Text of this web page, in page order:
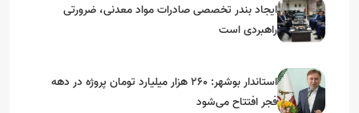
ایجاد بندر تخصصی صادرات مواد معدنی، ضرورتی
راهبردی است
استاندار بوشهر: ۲۶۰ هزار میلیارد تومان پروژه در دهه
فجر افتتاح می‌شود